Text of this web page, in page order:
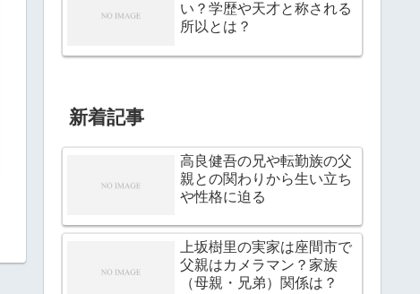
い？学歴や天才と称される
所以とは？
新着記事
高良健吾の兄や転勤族の父
親との関わりから生い立ち
や性格に迫る
上坂樹里の実家は座間市で
父親はカメラマン？家族
（母親・兄弟）関係は？